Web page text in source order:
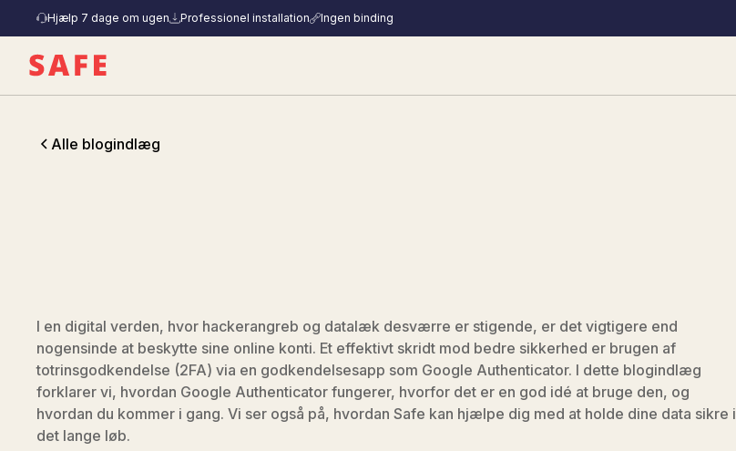
Hjælp 7 dage om ugen Professionel installation Ingen binding
Alle blogindlæg
I en digital verden, hvor hackerangreb og datalæk desværre er stigende, er det vigtigere end
nogensinde at beskytte sine online konti. Et effektivt skridt mod bedre sikkerhed er brugen af
totrinsgodkendelse (2FA) via en godkendelsesapp som Google Authenticator. I dette blogindlæg
forklarer vi, hvordan Google Authenticator fungerer, hvorfor det er en god idé at bruge den, og
hvordan du kommer i gang. Vi ser også på, hvordan Safe kan hjælpe dig med at holde dine data sikre i
det lange løb.